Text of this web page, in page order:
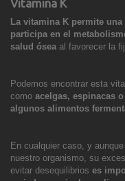
Vitamina K
La vitamina K permite
participa en el
salud ósea al favorecer la
Podemos encontrar esta
como acelgas, espinacas
algunos alimentos
En cualquier caso, y
nuestro organismo, su
evitar desequilibrios es